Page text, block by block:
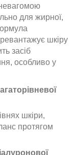
для жирної,
шкіру
засіб
особливо у
шкіри,
протягом